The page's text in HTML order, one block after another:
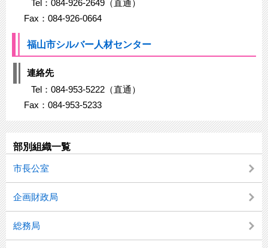
部別組織一覧
市長公室
企画財政局
総務局
Tel：084-926-2649（直通）
Fax：084-926-0664
福山市シルバー人材センター
連絡先
Tel：084-953-5222（直通）
Fax：084-953-5233